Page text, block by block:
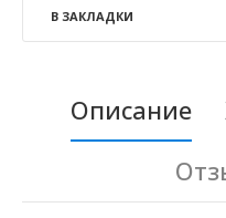
В ЗАКЛАДКИ
Описание